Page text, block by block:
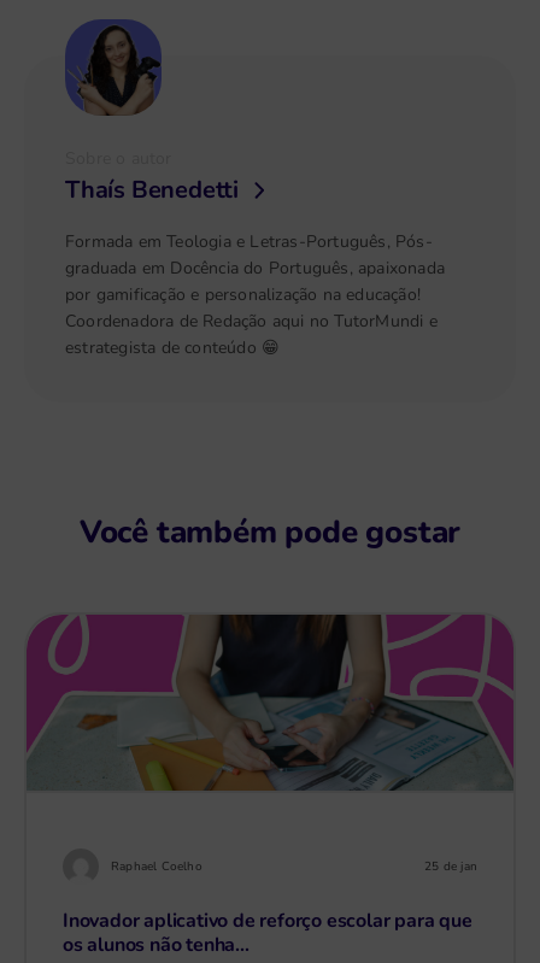
Thaís Benedetti
Formada em Teologia e Letras-Português, Pós-
graduada em Docência do Português, apaixonada
por gamificação e personalização na educação!
Coordenadora de Redação aqui no TutorMundi e
estrategista de conteúdo 😁
Você também pode gostar
Raphael Coelho 25 de jan
Inovador aplicativo de reforço escolar para que
os alunos não tenha...